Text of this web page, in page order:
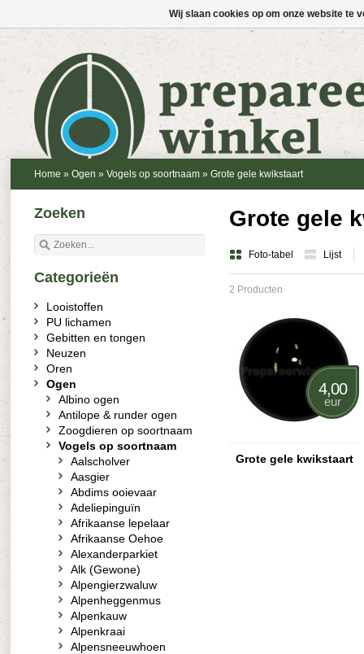
Home » Ogen » Vogels op soortnaam » Grote gele kwikstaart
Grote gele
Foto-tabel Lijst
2 Producten
4,00
eur
Grote gele kwikstaart
Zoeken
Categorieën
Looistoffen
PU lichamen
Gebitten en tongen
Neuzen
Oren
Ogen
Albino ogen
Antilope & runder ogen
Zoogdieren op soortnaam
Vogels op soortnaam
Aalscholver
Aasgier
Abdims ooievaar
Adeliepinguïn
Afrikaanse lepelaar
Afrikaanse Oehoe
Alexanderparkiet
Alk (Gewone)
Alpengierzwaluw
Alpenheggenmus
Alpenkauw
Alpenkraai
Alpensneeuwhoen
Wij slaan cookies op om onze website te